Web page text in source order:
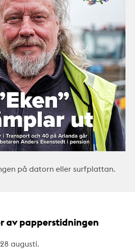
på datorn eller surfplattan.
av papperstidningen
augusti.